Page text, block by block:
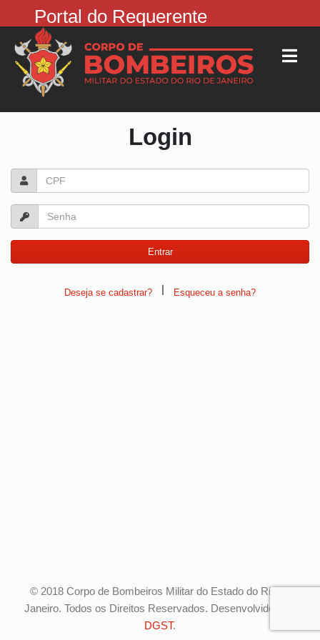
Portal do Requerente
Login
Deseja se cadastrar? | Esqueceu a senha?
© 2018 Corpo de Bombeiros Militar do Estado do Rio de
Janeiro. Todos os Direitos Reservados. Desenvolvido pela
DGST.